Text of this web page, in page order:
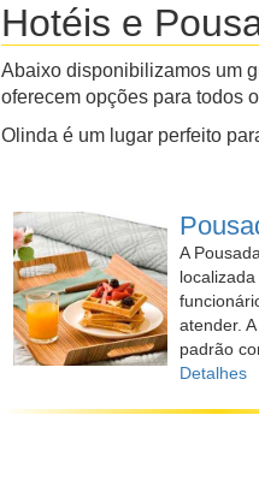
Hotéis e
Abaixo disponibilizamos um
oferecem opções para todos
Olinda é um lugar perfeito
A
atender.
padrão
Detalhes